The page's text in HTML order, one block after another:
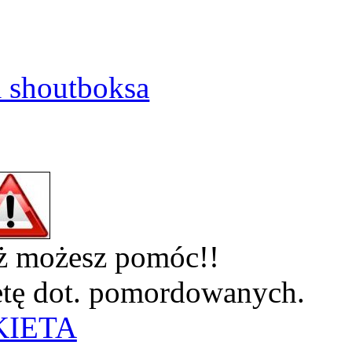
możesz pomóc!!
dot. pomordowanych.